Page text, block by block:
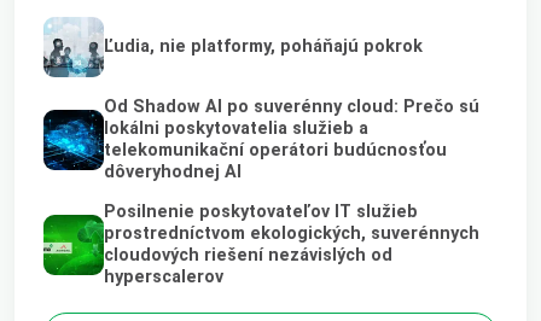
Ľudia, nie platformy, poháňajú pokrok
Od Shadow AI po suverénny cloud: Prečo sú
lokálni poskytovatelia služieb a
telekomunikační operátori budúcnosťou
dôveryhodnej AI
Posilnenie poskytovateľov IT služieb
prostredníctvom ekologických, suverénnych
cloudových riešení nezávislých od
hyperscalerov